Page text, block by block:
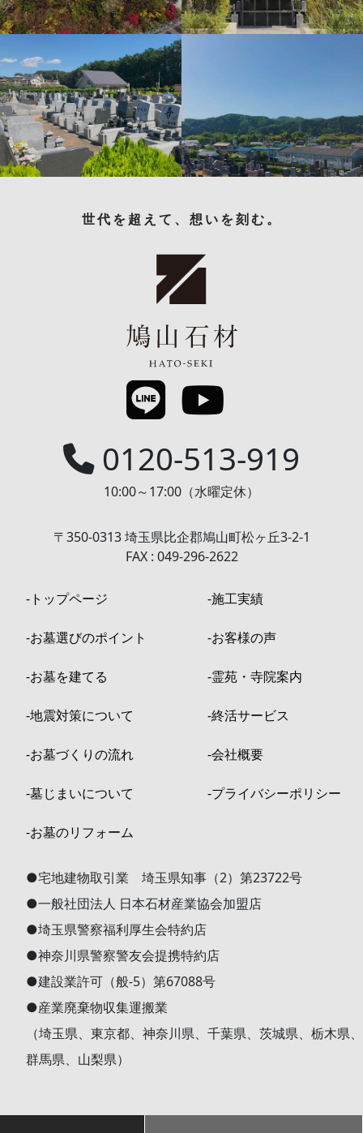
世代を超えて、想いを刻む。
0120-513-919
10:00～17:00（水曜定休）
〒350-0313 埼玉県比企郡鳩山町松ヶ丘3-2-1
FAX : 049-296-2622
‐トップページ
‐お墓選びのポイント
‐お墓を建てる
‐地震対策について
‐お墓づくりの流れ
‐墓じまいについて
‐お墓のリフォーム
‐施工実績
‐お客様の声
‐霊苑・寺院案内
‐終活サービス
‐会社概要
‐プライバシーポリシー
●宅地建物取引業 埼玉県知事（2）第23722号
●一般社団法人 日本石材産業協会加盟店
●埼玉県警察福利厚生会特約店
●神奈川県警察警友会提携特約店
●建設業許可（般-5）第67088号
●産業廃棄物収集運搬業
（埼玉県、東京都、神奈川県、千葉県、茨城県、栃木県、
群馬県、山梨県）